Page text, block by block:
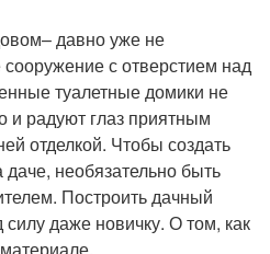
давно уже не
с отверстием над
туалетные домики не
и радуют глаз приятным
отделкой. Чтобы создать
даче, необязательно быть
Построить дачный
даже новичку. О том, как